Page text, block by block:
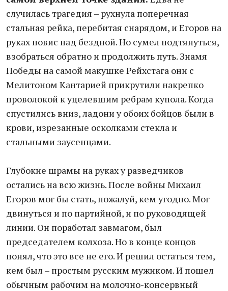
случилась трагедия – рухнула поперечная
стальная рейка, перебитая снарядом, и Егоров на
руках повис над бездной. Но сумел подтянуться,
взобраться обратно и продолжить путь. Знамя
Победы на самой макушке Рейхстага они с
Мелитоном Кантарией прикрутили накрепко
проволокой к уцелевшим ребрам купола. Когда
спустились вниз, ладони у обоих бойцов были в
крови, изрезанные осколками стекла и
стальными заусенцами.
Глубокие шрамы на руках у разведчиков
остались на всю жизнь. После войны Михаил
Егоров мог бы стать, пожалуй, кем угодно. Мог
двинуться и по партийной, и по руководящей
линии. Он поработал завмагом, был
председателем колхоза. Но в конце концов
понял, что это все не его. И решил остаться тем,
кем был – простым русским мужиком. И пошел
обычным рабочим на молочно-консервный